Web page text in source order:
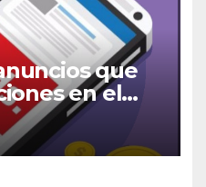
que
en el